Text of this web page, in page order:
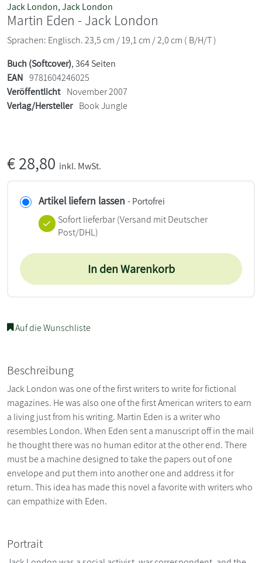
Jack London,Jack London
Martin Eden - Jack London
Sprachen: Englisch. 23,5 cm / 19,1 cm / 2,0 cm ( B/H/T )
Buch (Softcover), 364 Seiten
EAN 9781604246025
Veröffentlicht November 2007
Verlag/Hersteller Book Jungle
€28,80 inkl. MwSt.
Artikel liefern lassen - Portofrei
Sofort lieferbar(Versand mit Deutscher
Post/DHL)
In den Warenkorb
Auf die Wunschliste
Beschreibung
Jack London was one of the first writers to write for fictional
magazines. He was also one of the first American writers to earn
a living just from his writing. Martin Eden is a writer who
resembles London. When Eden sent a manuscript off in the mail
he thought there was no human editor at the other end. There
must be a machine designed to take the papers out of one
envelope and put them into another one and address it for
return. This idea has made this novel a favorite with writers who
can empathize with Eden.
Portrait